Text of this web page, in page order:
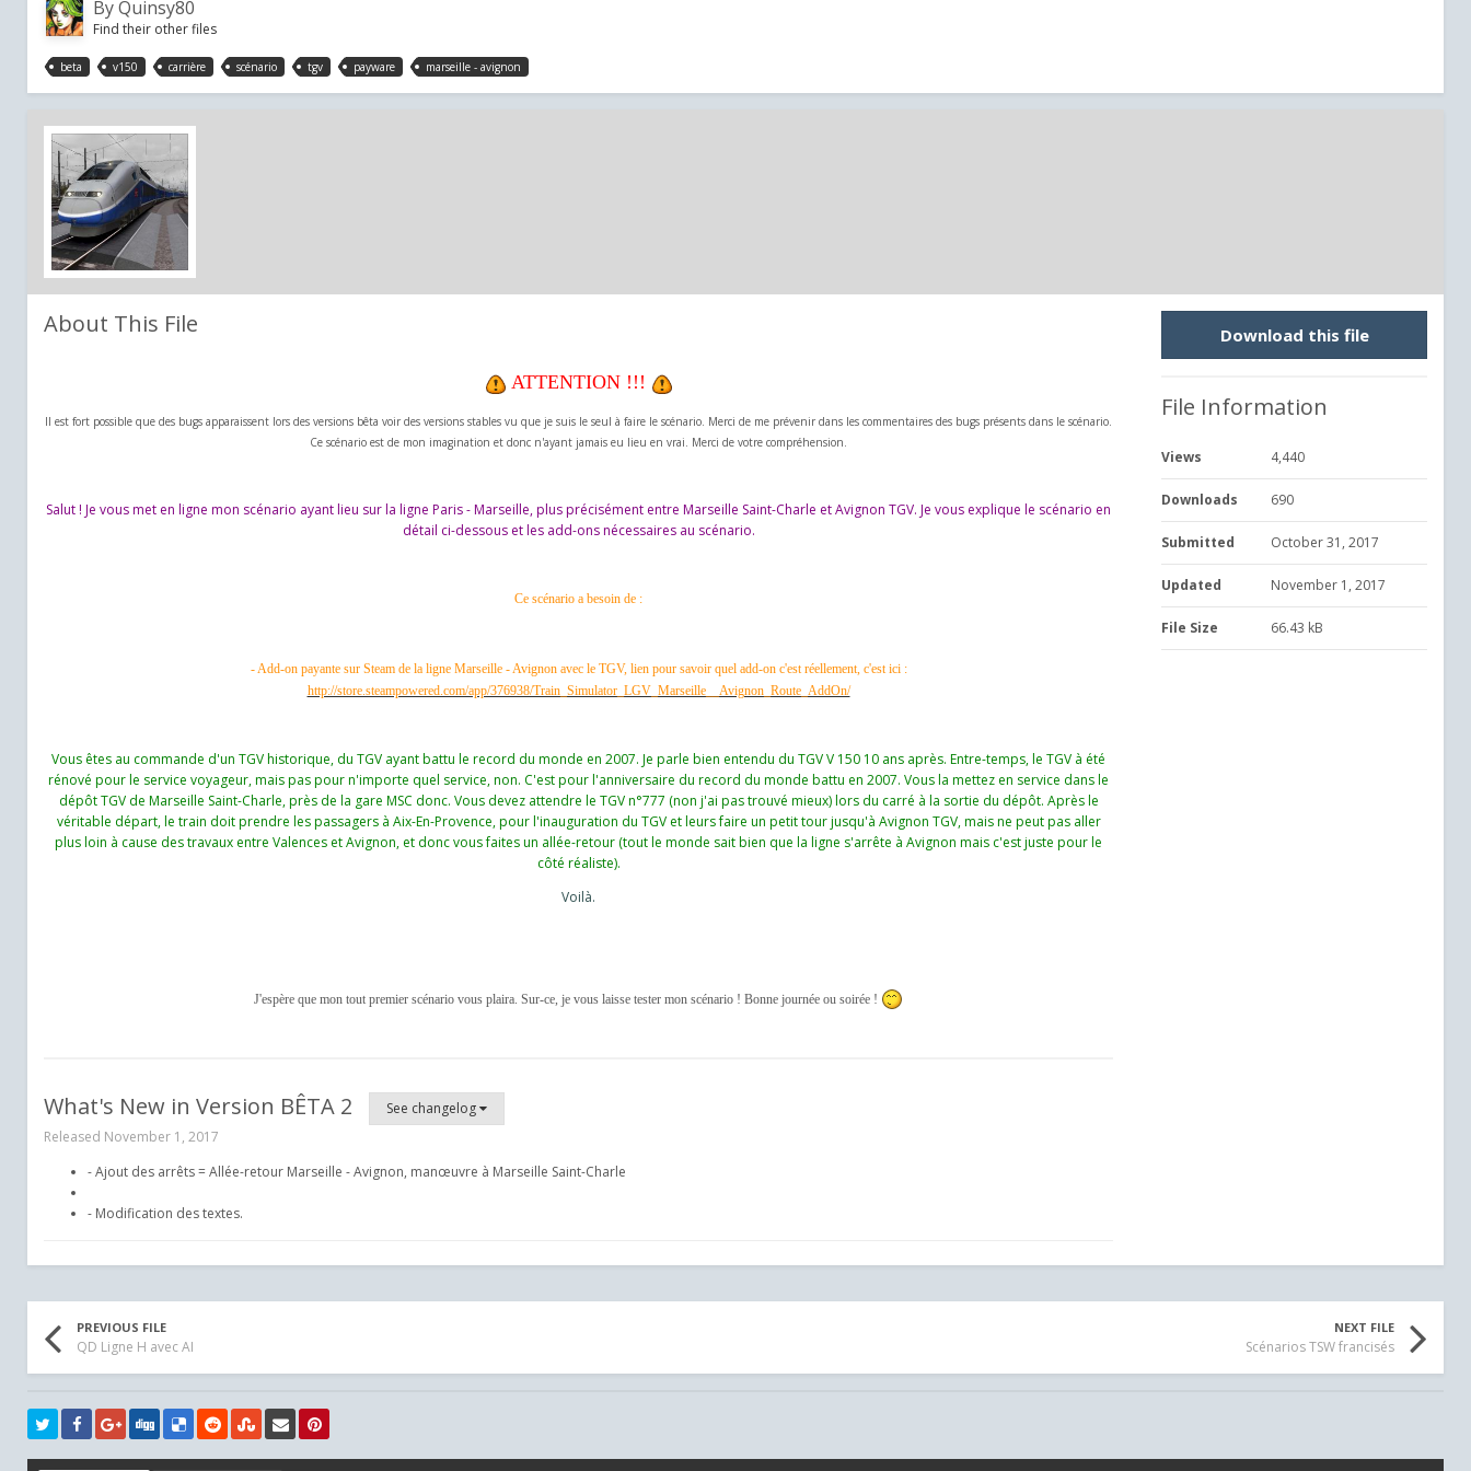
ByQuinsy80
Find their other files
beta v150 carrière scénario tgv payware marseille - avignon
About This File
ATTENTION !!!
Il est fort possible que des bugs apparaissent lors des versions bêta voir des versions stables vu que je suis le seul à faire le scénario. Merci de me prévenir dans les commentaires des bugs présents dans le scénario.
Ce scénario est de mon imagination et donc n'ayant jamais eu lieu en vrai. Merci de votre compréhension.
Salut ! Je vous met en ligne mon scénario ayant lieu sur la ligne Paris - Marseille, plus précisément entre Marseille Saint-Charle et Avignon TGV. Je vous explique le scénario en
détail ci-dessous et les add-ons nécessaires au scénario.
Ce scénario a besoin de :
- Add-on payante sur Steam de la ligne Marseille - Avignon avec le TGV, lien pour savoir quel add-on c'est réellement, c'est ici :
http://store.steampowered.com/app/376938/Train_Simulator_LGV_Marseille__Avignon_Route_AddOn/
Vous êtes au commande d'un TGV historique, du TGV ayant battu le record du monde en 2007. Je parle bien entendu du TGV V 150 10 ans après. Entre-temps, le TGV à été
rénové pour le service voyageur, mais pas pour n'importe quel service, non. C'est pour l'anniversaire du record du monde battu en 2007. Vous la mettez en service dans le
dépôt TGV de Marseille Saint-Charle, près de la gare MSC donc. Vous devez attendre le TGV n°777 (non j'ai pas trouvé mieux) lors du carré à la sortie du dépôt. Après le
véritable départ, le train doit prendre les passagers à Aix-En-Provence, pour l'inauguration du TGV et leurs faire un petit tour jusqu'à Avignon TGV, mais ne peut pas aller
plus loin à cause des travaux entre Valences et Avignon, et donc vous faites un allée-retour (tout le monde sait bien que la ligne s'arrête à Avignon mais c'est juste pour le
côté réaliste).
Voilà.
J'espère que mon tout premier scénario vous plaira. Sur-ce, je vous laisse tester mon scénario ! Bonne journée ou soirée !
What's New in Version BÊTA 2
See changelog
Released November 1, 2017
- Ajout des arrêts = Allée-retour Marseille - Avignon, manœuvre à Marseille Saint-Charle
- Modification des textes.
Download this file
File Information
Views 4,440
Downloads 690
Submitted October 31, 2017
Updated November 1, 2017
File Size 66.43 kB
PREVIOUS FILE
QD Ligne H avec AI
NEXT FILE
Scénarios TSW francisés